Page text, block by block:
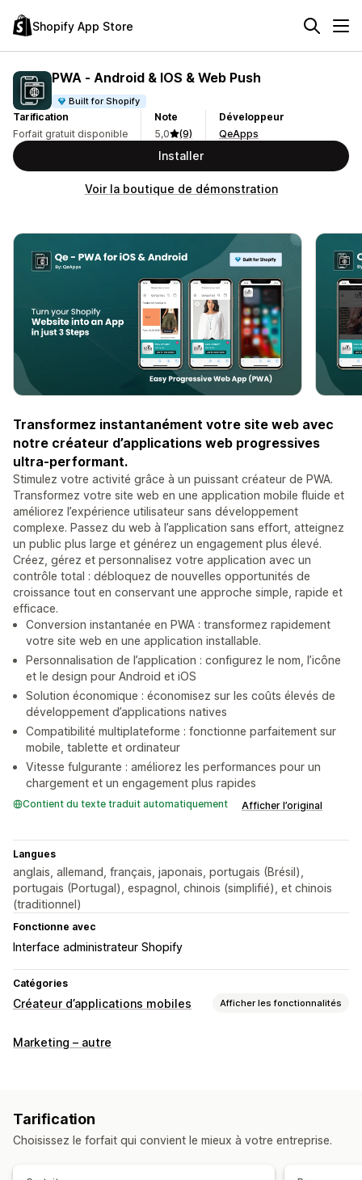
Shopify App Store
PWA ‑ Android & IOS & Web Push
Built for Shopify
Tarification
Forfait gratuit disponible
Note
5,0
(9)
Développeur
QeApps
Installer
Voir la boutique de démonstration
Transformez instantanément votre site web avec
notre créateur d’applications web progressives
ultra-performant.
Stimulez votre activité grâce à un puissant créateur de PWA.
Transformez votre site web en une application mobile fluide et
améliorez l’expérience utilisateur sans développement
complexe. Passez du web à l’application sans effort, atteignez
un public plus large et générez un engagement plus élevé.
Créez, gérez et personnalisez votre application avec un
contrôle total : débloquez de nouvelles opportunités de
croissance tout en conservant une approche simple, rapide et
efficace.
Conversion instantanée en PWA : transformez rapidement
votre site web en une application installable.
Personnalisation de l’application : configurez le nom, l’icône
et le design pour Android et iOS
Solution économique : économisez sur les coûts élevés de
développement d’applications natives
Compatibilité multiplateforme : fonctionne parfaitement sur
mobile, tablette et ordinateur
Vitesse fulgurante : améliorez les performances pour un
chargement et un engagement plus rapides
Contient du texte traduit automatiquement Afficher l’original
Langues
anglais, allemand, français, japonais, portugais (Brésil),
portugais (Portugal), espagnol, chinois (simplifié), et chinois
(traditionnel)
Fonctionne avec
Interface administrateur Shopify
Catégories
Créateur d’applications mobiles Afficher les fonctionnalités
Personnalisation
Prévisualisation en temps réel
Synchronisation en temps réel
Notifications push
Marketing – autre
Tarification
Choisissez le forfait qui convient le mieux à votre entreprise.